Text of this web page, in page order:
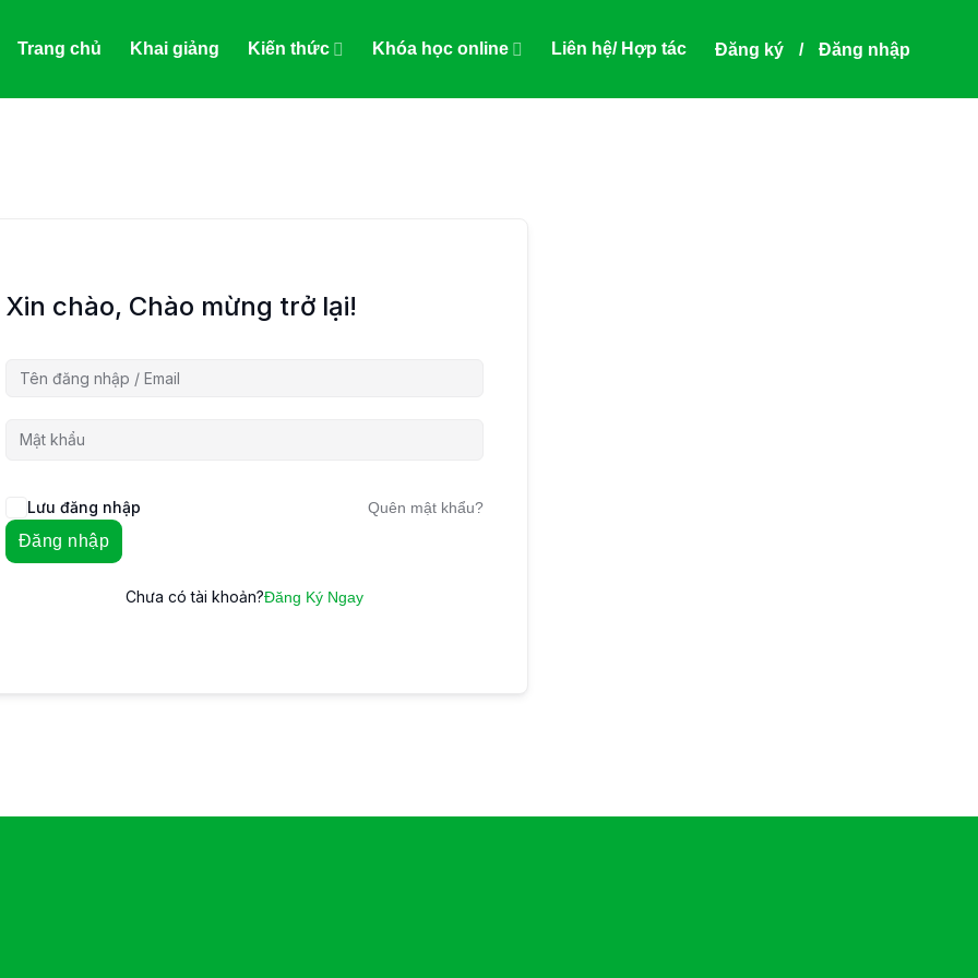
Trang chủ Khai giảng Kiến thức Khóa học online Liên hệ/ Hợp tác Đăng ký / Đăng nhập
Xin chào, Chào mừng trở lại!
Lưu đăng nhập Quên mật khẩu?
Đăng nhập
Chưa có tài khoản?Đăng Ký Ngay